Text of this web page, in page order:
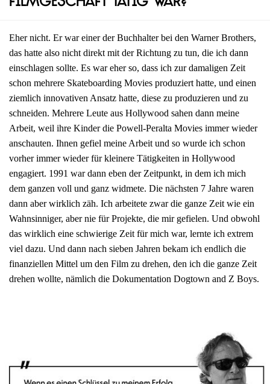
Filmgeschäft tätig war?
Eher nicht. Er war einer der Buchhalter bei den Warner Brothers,
das hatte also nicht direkt mit der Richtung zu tun, die ich dann
einschlagen sollte. Es war eher so, dass ich zur damaligen Zeit
schon mehrere Skateboarding Movies produziert hatte, und einen
ziemlich innovativen Ansatz hatte, diese zu produzieren und zu
schneiden. Mehrere Leute aus Hollywood sahen dann meine
Arbeit, weil ihre Kinder die Powell-Peralta Movies immer wieder
anschauten. Ihnen gefiel meine Arbeit und so wurde ich schon
vorher immer wieder für kleinere Tätigkeiten in Hollywood
engagiert. 1991 war dann eben der Zeitpunkt, in dem ich mich
dem ganzen voll und ganz widmete. Die nächsten 7 Jahre waren
dann aber wirklich zäh. Ich arbeitete zwar die ganze Zeit wie ein
Wahnsinniger, aber nie für Projekte, die mir gefielen. Und obwohl
das wirklich eine schwierige Zeit für mich war, lernte ich extrem
viel dazu. Und dann nach sieben Jahren bekam ich endlich die
finanziellen Mittel um den Film zu drehen, den ich die ganze Zeit
drehen wollte, nämlich die Dokumentation Dogtown and Z Boys.